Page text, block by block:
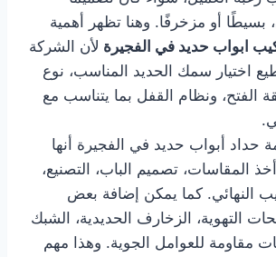
بسيطًا أو مزخرفًا. وهنا تظهر أهمية
ابواب حديد في الفجيرة لأن الشركة
اختيار سمك الحديد المناسب، نوع
الفتح، ونظام القفل بما يتناسب مع
أبواب حديد في الفجيرة أنها
المقاسات، تصميم الباب، التصنيع،
النهائي. كما يمكن إضافة بعض
التهوية، الزخارف الحديدية، الشبك
مقاومة للعوامل الجوية. وهذا مهم